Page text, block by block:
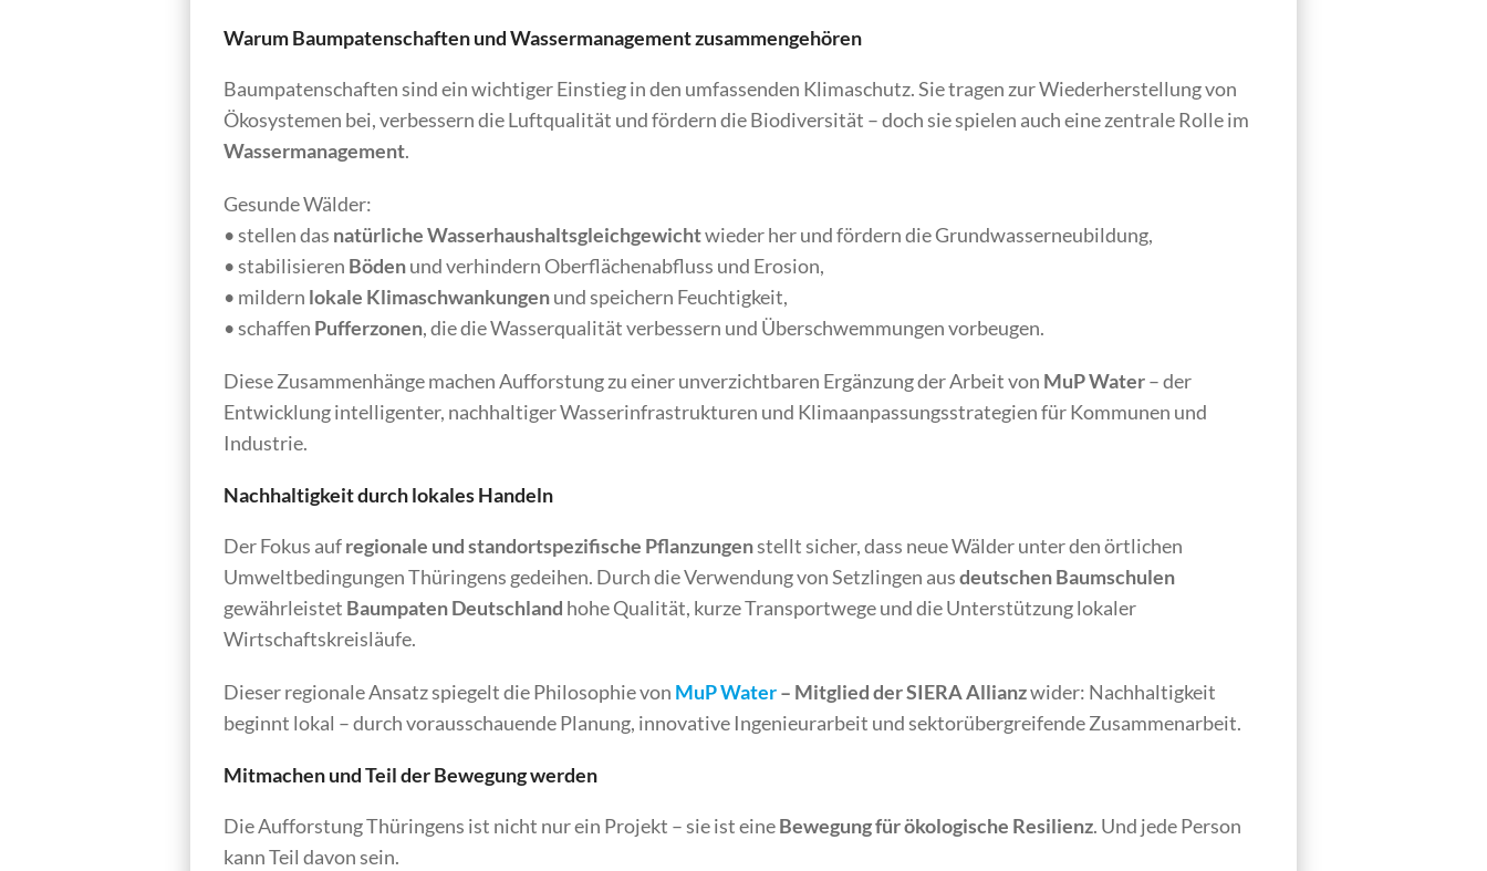
Warum Baumpatenschaften und Wassermanagement zusammengehören
Baumpatenschaften sind ein wichtiger Einstieg in den umfassenden Klimaschutz. Sie tragen zur Wiederherstellung von
Ökosystemen bei, verbessern die Luftqualität und fördern die Biodiversität – doch sie spielen auch eine zentrale Rolle im
Wassermanagement.
Gesunde Wälder:
• stellen das natürliche Wasserhaushaltsgleichgewichtwieder her und fördern die Grundwasserneubildung,
• stabilisieren Bödenund verhindern Oberflächenabfluss und Erosion,
• mildern lokale Klimaschwankungenund speichern Feuchtigkeit,
• schaffen Pufferzonen, die die Wasserqualität verbessern und Überschwemmungen vorbeugen.
Diese Zusammenhänge machen Aufforstung zu einer unverzichtbaren Ergänzung der Arbeit von MuP Water– der
Entwicklung intelligenter, nachhaltiger Wasserinfrastrukturen und Klimaanpassungsstrategien für Kommunen und
Industrie.
Nachhaltigkeit durch lokales Handeln
Der Fokus aufregionale und standortspezifische Pflanzungenstellt sicher, dass neue Wälder unter den örtlichen
Umweltbedingungen Thüringens gedeihen. Durch die Verwendung von Setzlingen ausdeutschen Baumschulen
gewährleistet Baumpaten Deutschland hohe Qualität, kurze Transportwege und die Unterstützung lokaler
Wirtschaftskreisläufe.
Dieser regionale Ansatz spiegelt die Philosophie von MuP Water– Mitglied der SIERAAllianzwider: Nachhaltigkeit
beginnt lokal – durch vorausschauende Planung, innovative Ingenieurarbeit und sektorübergreifende Zusammenarbeit.
Mitmachen und Teil der Bewegung werden
Die Aufforstung Thüringens ist nicht nur ein Projekt – sie ist eineBewegung für ökologische Resilienz. Und jede Person
kann Teil davon sein.